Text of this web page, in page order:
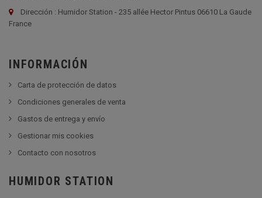
Dirección : Humidor Station - 235 allée Hector Pintus 06610 La Gaude
France
INFORMACIÓN
Carta de protección de datos
Condiciones generales de venta
Gastos de entrega y envío
Gestionar mis cookies
Contacto con nosotros
HUMIDOR STATION